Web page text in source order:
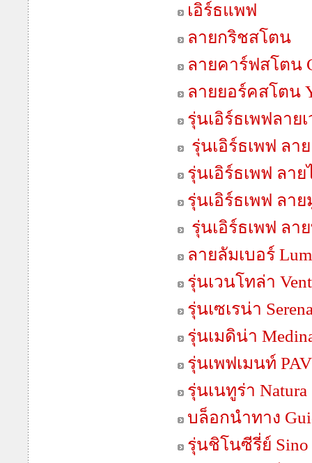
เอิร์ธแพฟ
ลายกริชสโตน
ลายคาร์ฟสโตน
ลายยอร์คสโตน
รุ่นเอิร์ธเพฟลายเ
รุ่นเอิร์ธเพฟ ลา
รุ่นเอิร์ธเพฟ ลาย
รุ่นเอิร์ธเพฟ ลาย
รุ่นเอิร์ธเพฟ ลา
ลายลัมเบอร์
รุ่นเวนโทล่า
รุ่นเซเรน่า
รุ่นเมดิน่า
รุ่นเพฟเมนท์
รุ่นเนทูร่า Natura
บล็อกนำทาง
รุ่นชิโนซีรี่ย์ Sino